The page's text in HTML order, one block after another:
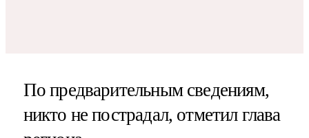
По предварительным сведениям,
никто не пострадал, отметил глава